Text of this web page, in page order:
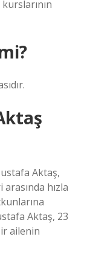
Aktaş,
hızla
Aktaş, 23
ailenin